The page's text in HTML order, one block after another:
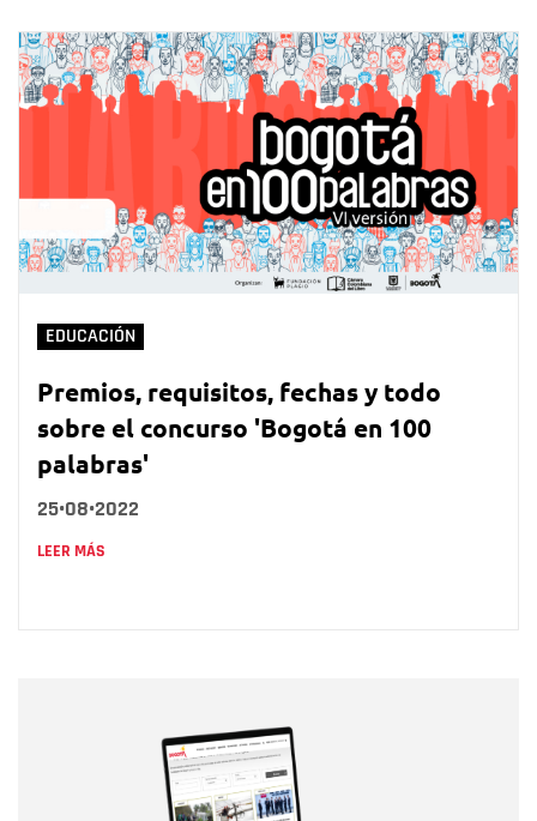
EDUCACIÓN
Premios, requisitos, fechas y todo
sobre el concurso 'Bogotá en 100
palabras'
25•08•2022
LEER MÁS
Correo electrónico